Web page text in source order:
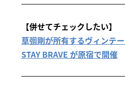
【併せてチェックしたい】
草彅剛が所有するヴィンテ
STAY BRAVE が原宿で開催